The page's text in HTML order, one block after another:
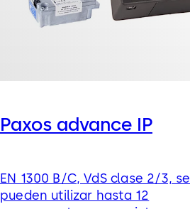
Paxos advance IP
EN 1300 B/C, VdS clase 2/3, se
pueden utilizar hasta 12